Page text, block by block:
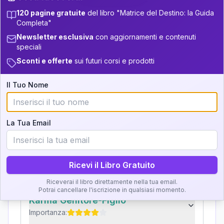
12.5-13.5
17.5-18.5
18.5-19 11
32.5-33.5
37.5-38.5
38.5-39
Zone della Matrice:
Analisi, Significato e
Interpretazione
Clicca su ogni zona per leggere la definizione e
GRATIS
Zona del Ritratto
Importanza:
Karma Genitore-Figlio
Importanza:
120 pagine gratuite del libro "Matrice del Destino: la Guida
Completa"
Newsletter esclusiva con aggiornamenti e contenuti
speciali
Sconti e offerte sui futuri corsi e prodotti
Il Tuo Nome
La Tua Email
Ricevi il Libro Gratuito
Riceverai il libro direttamente nella tua email.
Potrai cancellare l'iscrizione in qualsiasi momento.